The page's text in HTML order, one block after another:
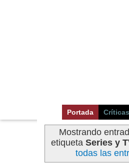
Portada Críticas
Mostrando
etiqueta Series y
todas las